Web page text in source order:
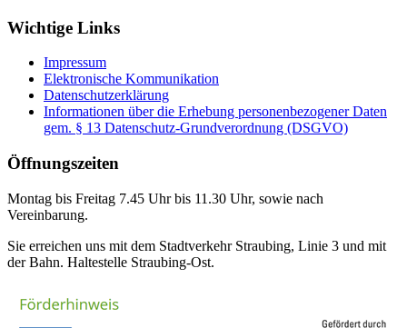
Wichtige Links
Impressum
Elektronische Kommunikation
Datenschutzerklärung
Informationen über die Erhebung personenbezogener Daten
gem. § 13 Datenschutz-Grundverordnung (DSGVO)
Öffnungszeiten
Montag bis Freitag 7.45 Uhr bis 11.30 Uhr, sowie nach
Vereinbarung.
Sie erreichen uns mit dem Stadtverkehr Straubing, Linie 3 und mit
der Bahn. Haltestelle Straubing-Ost.